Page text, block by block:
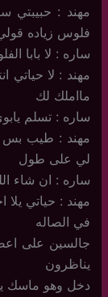
مهند : حبيبتي
فلوس زياده
ساره : لا بابا
مهند : لا حياتي
مااملك لك
ساره : تسلم
مهند : طيب بس
لي على طول
ساره : ان شاء
مهند : حياتي يلا
في الصاله
جالسين على
يناظرون
دخل وهو ماسك